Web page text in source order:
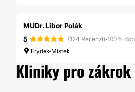
MUDr. Libor Polák
5
(124 Recenzí)·100%
Frýdek-Místek
Kliniky pro